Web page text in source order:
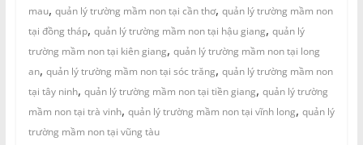
mau, quản lý trường mầm non tại cần thơ, quản lý trường mầm non
tại đồng tháp, quản lý trường mầm non tại hậu giang, quản lý
trường mầm non tại kiên giang, quản lý trường mầm non tại long
an, quản lý trường mầm non tại sóc trăng, quản lý trường mầm non
tại tây ninh, quản lý trường mầm non tại tiền giang, quản lý trường
mầm non tại trà vinh, quản lý trường mầm non tại vĩnh long, quản lý
trường mầm non tại vũng tàu